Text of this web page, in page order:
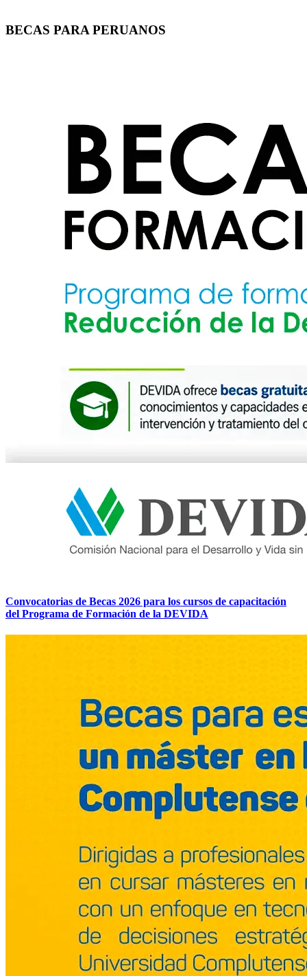
BECAS PARA PERUANOS
Convocatorias de Becas 2026 para los cursos de capacitación
del Programa de Formación de la DEVIDA